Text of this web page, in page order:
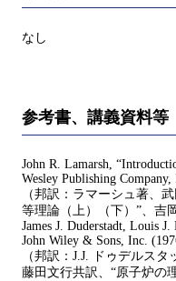
なし
参考書、講義資料等
John R. Lamarsh,
Wesley Publishing
（邦訳：ラマーシュ著、
等理論（上）（下）”、吉
James J. Duderstadt, Louis
John Wiley & Sons, Inc.
（邦訳：J.J. ドゥデルス
藤田文行共訳、“原子炉の